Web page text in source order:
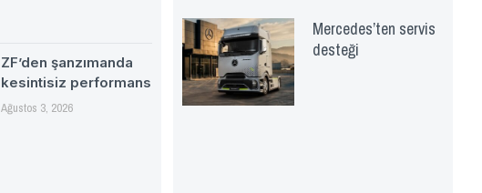
ZF’den şanzımanda
kesintisiz performans
Ağustos 3, 2026
Mercedes’ten servis
desteği